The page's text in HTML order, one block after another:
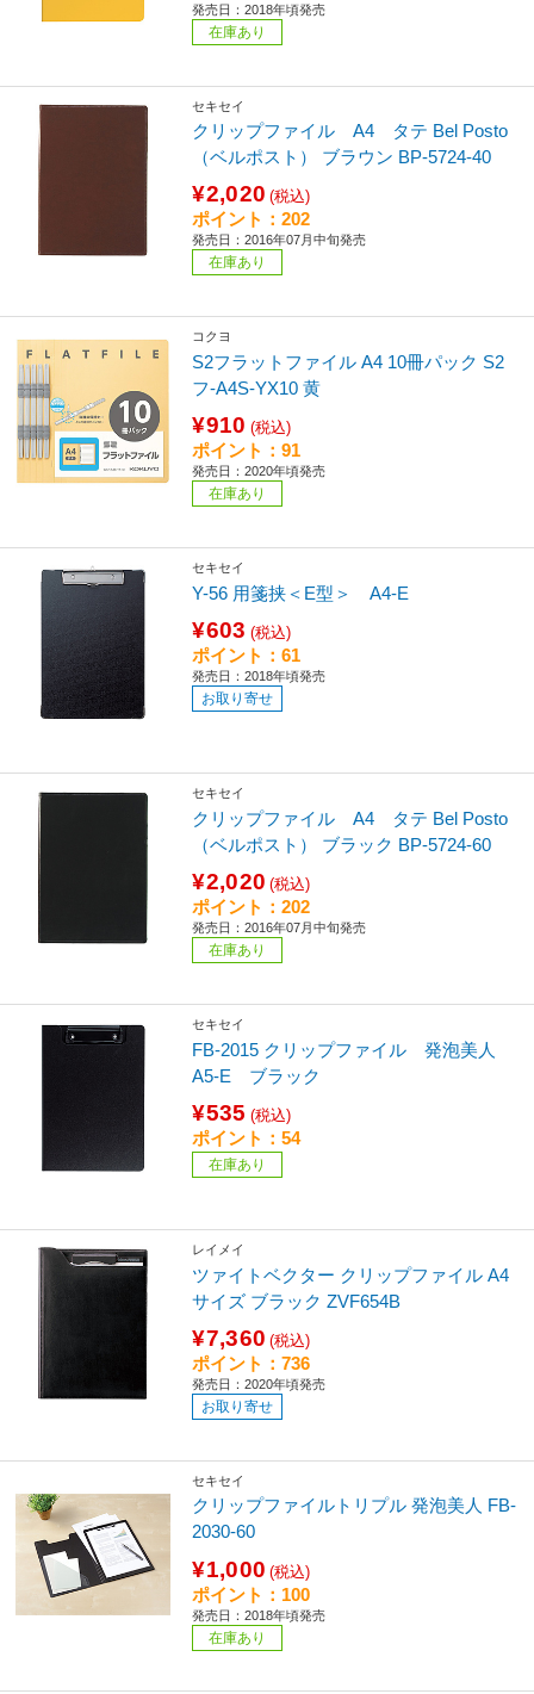
発売日：2018年頃発売
在庫あり
セキセイ
クリップファイル A4 タテ Bel Posto
（ベルポスト） ブラウン BP-5724-40
¥2,020 (税込)
ポイント：202
発売日：2016年07月中旬発売
在庫あり
コクヨ
S2フラットファイル A4 10冊パック S2
フ-A4S-YX10 黄
¥910 (税込)
ポイント：91
発売日：2020年頃発売
在庫あり
セキセイ
Y-56 用箋挟＜E型＞ A4-E
¥603 (税込)
ポイント：61
発売日：2018年頃発売
お取り寄せ
セキセイ
クリップファイル A4 タテ Bel Posto
（ベルポスト） ブラック BP-5724-60
¥2,020 (税込)
ポイント：202
発売日：2016年07月中旬発売
在庫あり
セキセイ
FB-2015 クリップファイル 発泡美人
A5-E ブラック
¥535 (税込)
ポイント：54
在庫あり
レイメイ
ツァイトベクター クリップファイル A4
サイズ ブラック ZVF654B
¥7,360 (税込)
ポイント：736
発売日：2020年頃発売
お取り寄せ
セキセイ
クリップファイルトリプル 発泡美人 FB-
2030-60
¥1,000 (税込)
ポイント：100
発売日：2018年頃発売
在庫あり